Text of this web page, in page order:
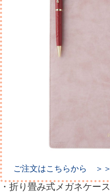
ご注文はこちらから ＞＞
・折り畳み式メガネケース